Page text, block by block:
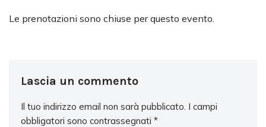
Le prenotazioni sono chiuse per questo evento.
Lascia un commento
Il tuo indirizzo email non sarà pubblicato. I campi
obbligatori sono contrassegnati *